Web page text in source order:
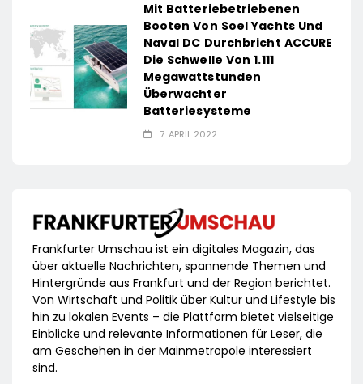
Mit Batteriebetriebenen
Booten Von Soel Yachts Und
Naval DC Durchbricht ACCURE
Die Schwelle Von 1.111
Megawattstunden
Überwachter
Batteriesysteme
7. APRIL 2022
Frankfurter Umschau ist ein digitales Magazin, das
über aktuelle Nachrichten, spannende Themen und
Hintergründe aus Frankfurt und der Region berichtet.
Von Wirtschaft und Politik über Kultur und Lifestyle bis
hin zu lokalen Events – die Plattform bietet vielseitige
Einblicke und relevante Informationen für Leser, die
am Geschehen in der Mainmetropole interessiert
sind.